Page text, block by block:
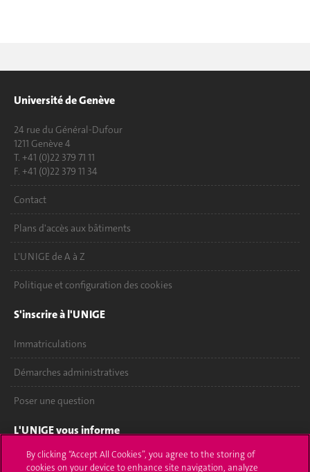
Université de Genève
24 rue du Général-Dufour
1211 Genève 4
T. +41 (0)22 379 71 11
F. +41 (0)22 379 11 34
Contact
Plans d'accès aux bâtiments
L'UNIGE de A à Z
Politique et configuration des cookies
S'inscrire à l'UNIGE
Immatriculations
Démarches administratives
Poser une question
L'UNIGE vous informe
UNIGE Mobile
By clicking “Accept All Cookies”, you agree to the storing of
cookies on your device to enhance site navigation, analyze